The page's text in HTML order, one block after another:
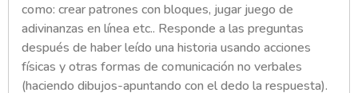
como: crear patrones con bloques, jugar juego de
adivinanzas en línea etc.. Responde a las preguntas
después de haber leído una historia usando acciones
físicas y otras formas de comunicación no verbales
(haciendo dibujos-apuntando con el dedo la respuesta).